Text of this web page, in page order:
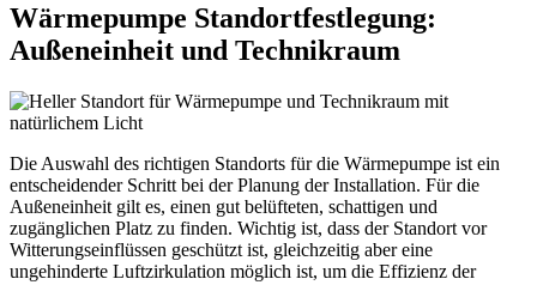
Wärmepumpe Standortfestlegung:
Außeneinheit und Technikraum
Die Auswahl des richtigen Standorts für die Wärmepumpe ist ein
entscheidender Schritt bei der Planung der Installation. Für die
Außeneinheit gilt es, einen gut belüfteten, schattigen und
zugänglichen Platz zu finden. Wichtig ist, dass der Standort vor
Witterungseinflüssen geschützt ist, gleichzeitig aber eine
ungehinderte Luftzirkulation möglich ist, um die Effizienz der